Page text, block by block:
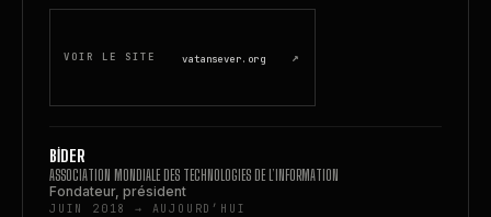
VOIR LE SITE vatansever.org ↗
BİDER
ASSOCIATION MONDIALE DES TECHNOLOGIES DE L’INFORMATION
Fondateur, président
JUIN 2018 → AUJOURD’HUI